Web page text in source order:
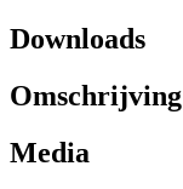
Downloads
Omschrijving
Media